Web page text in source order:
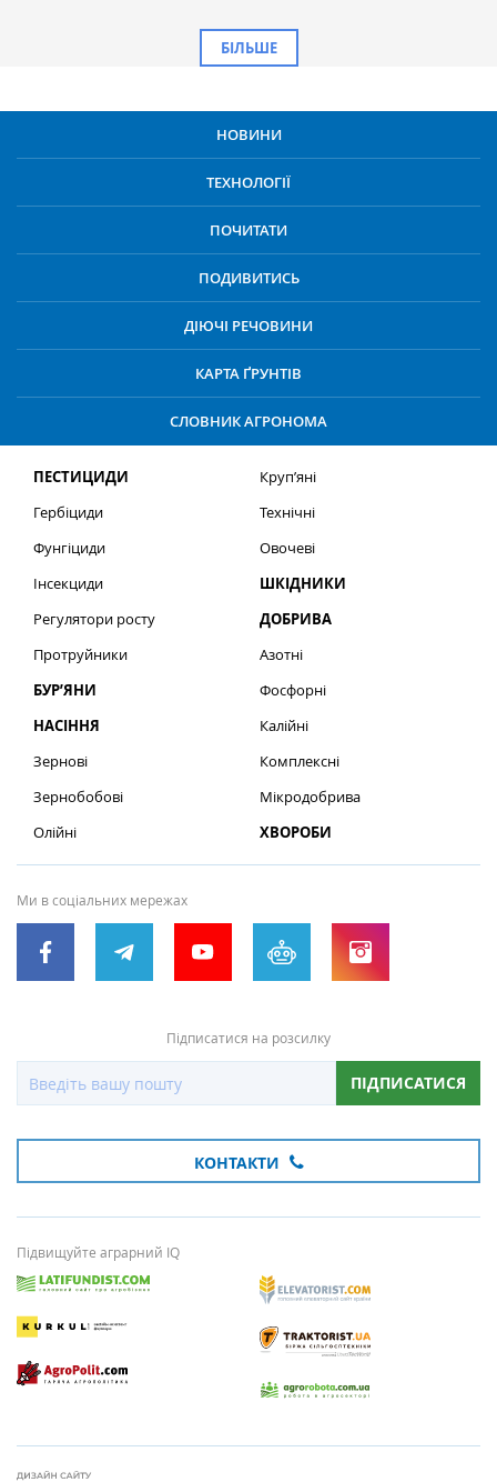
БІЛЬШЕ
НОВИНИ
ТЕХНОЛОГІЇ
ПОЧИТАТИ
ПОДИВИТИСЬ
ДІЮЧІ РЕЧОВИНИ
КАРТА ҐРУНТІВ
СЛОВНИК АГРОНОМА
ПЕСТИЦИДИ
Гербіциди
Фунгіциди
Інсекциди
Регулятори росту
Протруйники
БУР’ЯНИ
НАСІННЯ
Зернові
Зернобобові
Олійні
Круп’яні
Технічні
Овочеві
ШКІДНИКИ
ДОБРИВА
Азотні
Фосфорні
Калійні
Комплексні
Мікродобрива
ХВОРОБИ
Ми в соціальних мережах
Підписатися на розсилку
ПІДПИСАТИСЯ
КОНТАКТИ
Підвищуйте аграрний IQ